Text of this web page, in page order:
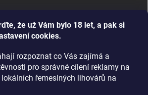
že už Vám bylo 18 let, a pak si
cookies.
rozpoznat co Vás zajímá a
pro správné cílení reklamy na
řemeslných lihovárů na
práci
v magazínu DRINKING-CAT